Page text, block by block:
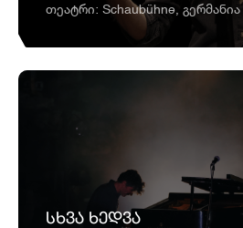
თეატრი: Schaubühne, გერმანია
ᲡᲮᲕᲐ ᲮᲔᲓᲕᲐ